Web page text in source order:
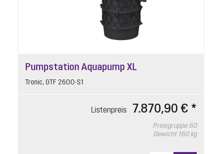
Pumpstation Aquapump XL
Tronic, GTF 2600-S1
Listenpreis 7.870,90 € *
Preisgruppe 60
Gewicht 160 kg